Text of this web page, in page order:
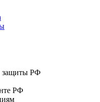
защиты РФ
РФ